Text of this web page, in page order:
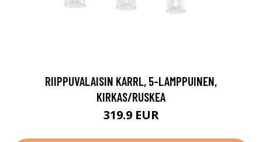
RIIPPUVALAISIN KARRL, 5-LAMPPUINEN,
KIRKAS/RUSKEA
319.9 EUR